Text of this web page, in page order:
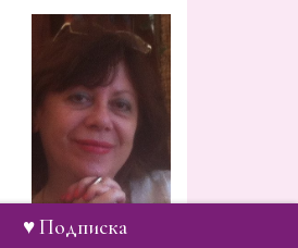
♥ Подписка